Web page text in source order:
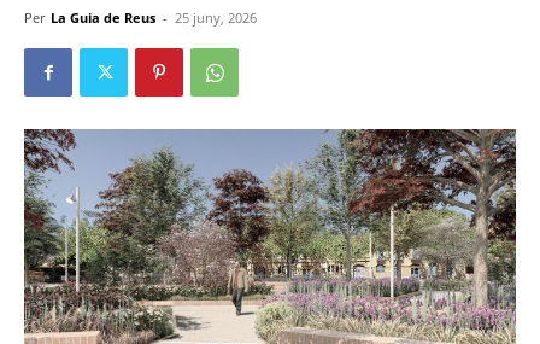
Per La Guia de Reus - 25 juny, 2026